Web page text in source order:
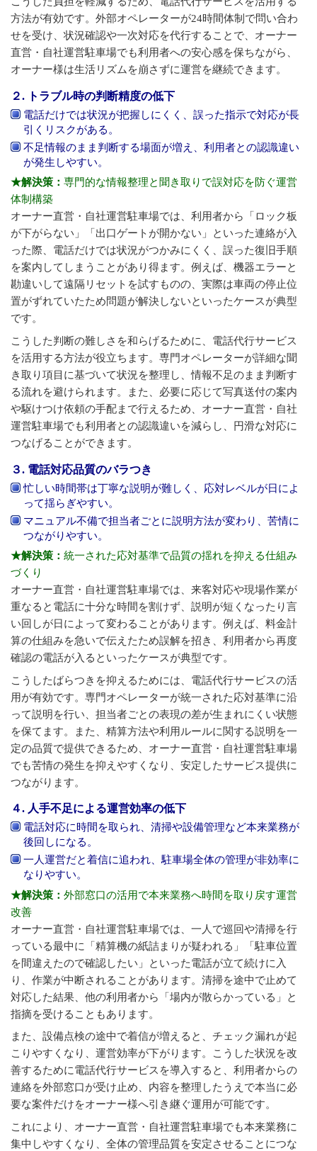
方法が有効です。外部オペレーターが24時間体制で問い合わ
せを受け、状況確認や一次対応を代行することで、オーナー
直営・自社運営駐車場でも利用者への安心感を保ちながら、
オーナー様は生活リズムを崩さずに運営を継続できます。
２. トラブル時の判断精度の低下
電話だけでは状況が把握しにくく、誤った指示で対応が長
引くリスクがある。
不足情報のまま判断する場面が増え、利用者との認識違い
が発生しやすい。
★解決策： 専門的な情報整理と聞き取りで誤対応を防ぐ運営
体制構築
オーナー直営・自社運営駐車場では、利用者から「ロック板
が下がらない」「出口ゲートが開かない」といった連絡が入
った際、電話だけでは状況がつかみにくく、誤った復旧手順
を案内してしまうことがあり得ます。例えば、機器エラーと
勘違いして遠隔リセットを試すものの、実際は車両の停止位
置がずれていたため問題が解決しないといったケースが典型
です。
こうした判断の難しさを和らげるために、電話代行サービス
を活用する方法が役立ちます。専門オペレーターが詳細な聞
き取り項目に基づいて状況を整理し、情報不足のまま判断す
る流れを避けられます。また、必要に応じて写真送付の案内
や駆けつけ依頼の手配まで行えるため、オーナー直営・自社
運営駐車場でも利用者との認識違いを減らし、円滑な対応に
つなげることができます。
３. 電話対応品質のバラつき
忙しい時間帯は丁寧な説明が難しく、応対レベルが日によ
って揺らぎやすい。
マニュアル不備で担当者ごとに説明方法が変わり、苦情に
つながりやすい。
★解決策： 統一された応対基準で品質の揺れを抑える仕組み
づくり
オーナー直営・自社運営駐車場では、来客対応や現場作業が
重なると電話に十分な時間を割けず、説明が短くなったり言
い回しが日によって変わることがあります。例えば、料金計
算の仕組みを急いで伝えたため誤解を招き、利用者から再度
確認の電話が入るといったケースが典型です。
こうしたばらつきを抑えるためには、電話代行サービスの活
用が有効です。専門オペレーターが統一された応対基準に沿
って説明を行い、担当者ごとの表現の差が生まれにくい状態
を保てます。また、精算方法や利用ルールに関する説明を一
定の品質で提供できるため、オーナー直営・自社運営駐車場
でも苦情の発生を抑えやすくなり、安定したサービス提供に
つながります。
４. 人手不足による運営効率の低下
電話対応に時間を取られ、清掃や設備管理など本来業務が
後回しになる。
一人運営だと着信に追われ、駐車場全体の管理が非効率に
なりやすい。
★解決策： 外部窓口の活用で本来業務へ時間を取り戻す運営
改善
オーナー直営・自社運営駐車場では、一人で巡回や清掃を行
っている最中に「精算機の紙詰まりが疑われる」「駐車位置
を間違えたので確認したい」といった電話が立て続けに入
り、作業が中断されることがあります。清掃を途中で止めて
対応した結果、他の利用者から「場内が散らかっている」と
指摘を受けることもあります。
また、設備点検の途中で着信が増えると、チェック漏れが起
こりやすくなり、運営効率が下がります。こうした状況を改
善するために電話代行サービスを導入すると、利用者からの
連絡を外部窓口が受け止め、内容を整理したうえで本当に必
要な案件だけをオーナー様へ引き継ぐ運用が可能です。
これにより、オーナー直営・自社運営駐車場でも本来業務に
集中しやすくなり、全体の管理品質を安定させることにつな